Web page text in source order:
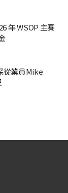
年 WSOP 主賽
從業員Mike